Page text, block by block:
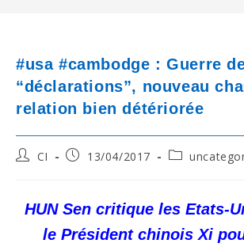
#usa #cambodge : Guerre
“déclarations”, nouveau
relation bien détériorée
PostCI
Post13/04/2017
Post
HUN Sen critique les Etats-
le Président chinois Xi